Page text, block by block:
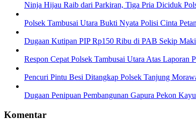
Ninja Hijau Raib dari Parkiran, Tiga Pria Diciduk
Polsek Tambusai Utara Bukti Nyata Polisi Cinta
Dugaan Kutipan PIP Rp150 Ribu di PAB Sekip
Respon Cepat Polsek Tambusai Utara Atas Laporan
Pencuri Pintu Besi Ditangkap Polsek Tanjung
Dugaan Penipuan Pembangunan Gapura Pekon
Komentar